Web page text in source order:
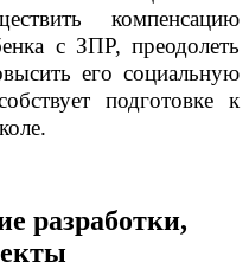
компенсацию
с ЗПР, преодолеть
его социальную
подготовке к
разработки,